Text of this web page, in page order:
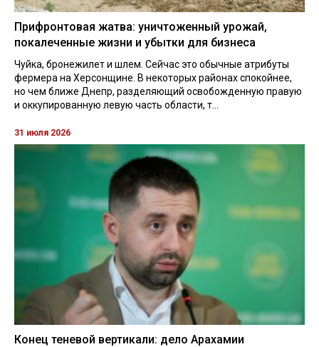
Прифронтовая жатва: уничтоженный урожай,
покалеченные жизни и убытки для бизнеса
Чуйка, бронежилет и шлем. Сейчас это обычные атрибуты
фермера на Херсонщине. В некоторых районах спокойнее,
но чем ближе Днепр, разделяющий освобожденную правую
и оккупированную левую часть области, т...
31 июля 2026
Конец теневой вертикали: дело Арахамии